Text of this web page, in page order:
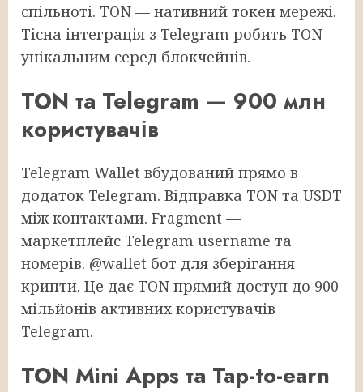
спільноті. TON — нативний токен мережі.
Тісна інтеграція з Telegram робить TON
унікальним серед блокчейнів.
TON та Telegram — 900 млн
користувачів
Telegram Wallet вбудований прямо в
додаток Telegram. Відправка TON та USDT
між контактами. Fragment —
маркетплейс Telegram username та
номерів. @wallet бот для зберігання
крипти. Це дає TON прямий доступ до 900
мільйонів активних користувачів
Telegram.
TON Mini Apps та Tap-to-earn